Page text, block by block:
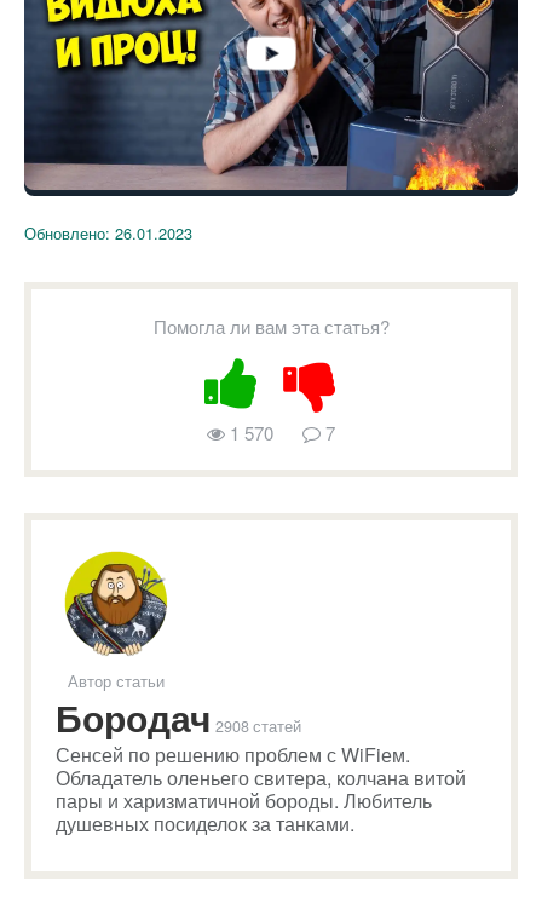
Обновлено: 26.01.2023
Помогла ли вам эта статья?
1 570 7
Автор статьи
Бородач 2908 статей
Сенсей по решению проблем с WiFiем.
Обладатель оленьего свитера, колчана витой
пары и харизматичной бороды. Любитель
душевных посиделок за танками.